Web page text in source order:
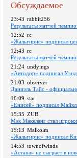
Обсуждаемое
23:43 rabbit256
Pезультаты матчей
12:52 rc
«Жальгирис» подписал
12:43 rc
Pезультаты матчей
21:24 undyings
«Автодор» подписал
21:03 observer
Даниэль Тайс -
16:09 star
«Енисей» подписал
15:35 ZUB
Мэк Маккланг стал
15:13 Malkolm
«Жальгирис» подписал
14:53 townofwinds
«Астана» не сыграет в